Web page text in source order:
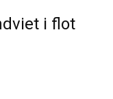
i flot